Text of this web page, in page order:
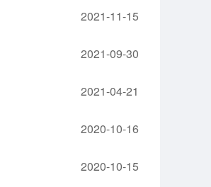
2021-11-15
2021-09-30
2021-04-21
2020-10-16
2020-10-15